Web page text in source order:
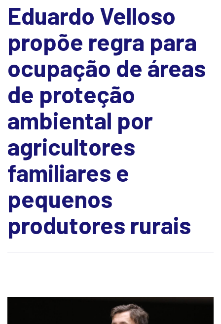
Eduardo Velloso
propõe regra para
ocupação de áreas
de proteção
ambiental por
agricultores
familiares e
pequenos
produtores rurais